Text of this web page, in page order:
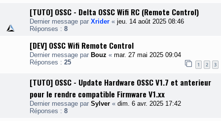
[TUTO] OSSC - Delta OSSC Wifi RC (Remote Control)
Dernier message par Xrider « jeu. 14 août 2025 08:46
Réponses : 8
[DEV] OSSC Wifi Remote Control
Dernier message par Bouz « mar. 27 mai 2025 09:04
Réponses : 25 1 2 3
[TUTO] OSSC - Update Hardware OSSC V1.7 et anterieur
pour le rendre compatible Firmware V1.xx
Dernier message par Sylver « dim. 6 avr. 2025 17:42
Réponses : 8